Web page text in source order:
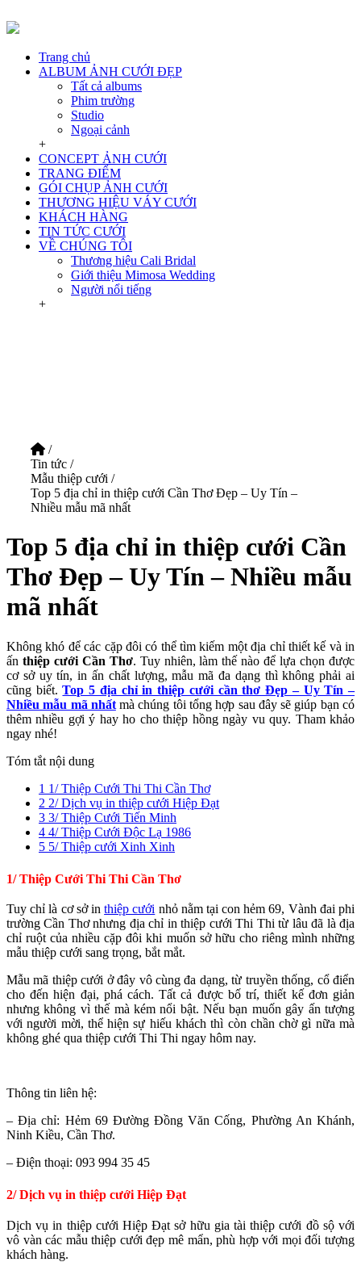
Trang chủ
ALBUM ẢNH CƯỚI ĐẸP
Tất cả albums
Phim trường
Studio
Ngoại cảnh
+
CONCEPT ẢNH CƯỚI
TRANG ĐIỂM
GÓI CHỤP ẢNH CƯỚI
THƯƠNG HIỆU VÁY CƯỚI
KHÁCH HÀNG
TIN TỨC CƯỚI
VỀ CHÚNG TÔI
Thương hiệu Cali Bridal
Giới thiệu Mimosa Wedding
Người nổi tiếng
+
/
Tin tức /
Mẫu thiệp cưới /
Top 5 địa chỉ in thiệp cưới Cần Thơ Đẹp – Uy Tín –
Nhiều mẫu mã nhất
Top 5 địa chỉ in thiệp cưới Cần
Thơ Đẹp – Uy Tín – Nhiều mẫu
mã nhất
Không khó để các cặp đôi có thể tìm kiếm một địa chỉ thiết kế và in
ấn thiệp cưới Cần Thơ. Tuy nhiên, làm thế nào để lựa chọn được
cơ sở uy tín, in ấn chất lượng, mẫu mã đa dạng thì không phải ai
cũng biết.Top 5 địa chỉ in thiệp cưới cần thơ Đẹp – Uy Tín –
Nhiều mẫu mã nhấtmà chúng tôi tổng hợp sau đây sẽ giúp bạn có
thêm nhiều gợi ý hay ho cho thiệp hồng ngày vu quy. Tham khảo
ngay nhé!
Tóm tắt nội dung
1 1/ Thiệp Cưới Thi Thi Cần Thơ
2 2/ Dịch vụ in thiệp cưới Hiệp Đạt
3 3/ Thiệp Cưới Tiến Minh
4 4/ Thiệp Cưới Độc Lạ 1986
5 5/ Thiệp cưới Xinh Xinh
1/ Thiệp Cưới Thi Thi Cần Thơ
Tuy chỉ là cơ sở inthiệp cưới nhỏ nằm tại con hẻm 69, Vành đai phi
trường Cần Thơ nhưng địa chỉ in thiệp cưới Thi Thi từ lâu đã là địa
chỉ ruột của nhiều cặp đôi khi muốn sở hữu cho riêng mình những
mẫu thiệp cưới sang trọng, bắt mắt.
Mẫu mã thiệp cưới ở đây vô cùng đa dạng, từ truyền thống, cổ điển
cho đến hiện đại, phá cách. Tất cả được bố trí, thiết kế đơn giản
nhưng không vì thế mà kém nổi bật. Nếu bạn muốn gây ấn tượng
với người mời, thể hiện sự hiếu khách thì còn chần chờ gì nữa mà
không ghé qua thiệp cưới Thi Thi ngay hôm nay.
Thông tin liên hệ:
– Địa chỉ: Hẻm 69 Đường Đồng Văn Cống, Phường An Khánh,
Ninh Kiều, Cần Thơ.
– Điện thoại: 093 994 35 45
2/ Dịch vụ in thiệp cưới Hiệp Đạt
Dịch vụ in thiệp cưới Hiệp Đạt sở hữu gia tài thiệp cưới đồ sộ với
vô vàn các mẫu thiệp cưới đẹp mê mẩn, phù hợp với mọi đối tượng
khách hàng.